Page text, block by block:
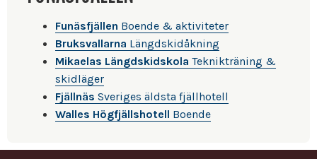
Funäsfjällen Boende & aktiviteter
Bruksvallarna Längdskidåkning
Mikaelas Längdskidskola Teknikträning &
skidläger
Fjällnäs Sveriges äldsta fjällhotell
Walles Högfjällshotell Boende